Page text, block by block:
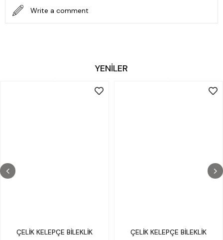
Write a comment
YENİLER
ÇELİK KELEPÇE BİLEKLİK ÇELİK KELEPÇE BİLEKLİK